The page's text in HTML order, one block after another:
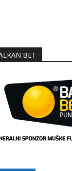
BET